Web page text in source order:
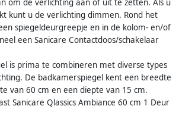
om de verlichting aan of uit te zetten. Als u
kunt u de verlichting dimmen. Rond het
spiegeldeurgreepje en in de kolom- en/of
een Sanicare Contactdoos/schakelaar
is prima te combineren met diverse types
De badkamerspiegel kent een breedte
van 60 cm en een diepte van 15 cm.
Sanicare Qlassics Ambiance 60 cm 1 Deur